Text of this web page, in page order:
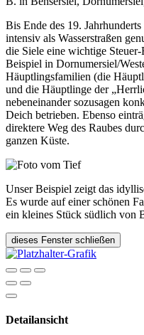
Bis Ende des 19.
intensiv als Wasserstraßen
die Siele eine wichtige
Beispiel in Dornumersiel/
Häuptlingsfamilien (die
und die Häuptlinge der
nebeneinander sozusagen
Deich betrieben. Ebenso
direktere Weg des Raubes
ganzen Küste.
Unser Beispiel zeigt das
Es wurde auf einer schönen
ein kleines Stück südlich von
dieses Fenster schließen
Detailansicht